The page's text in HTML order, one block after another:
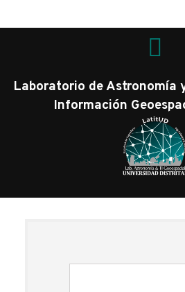
Laboratorio de Astronomía
Información